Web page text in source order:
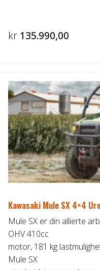
kr 135.990,00
Kawasaki Mule SX 4×4
Mule SX er din allierte
OHV 410cc
motor, 181 kg
Mule SX